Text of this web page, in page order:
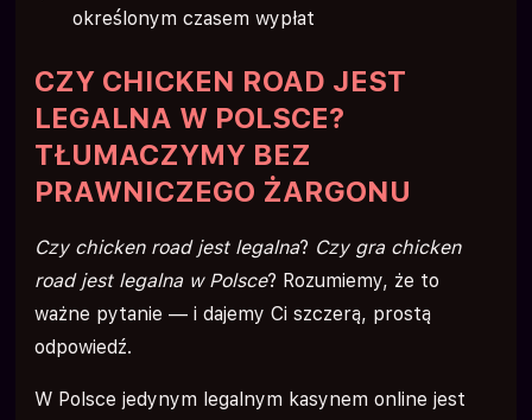
określonym czasem wypłat
CZY CHICKEN ROAD JEST
LEGALNA W POLSCE?
TŁUMACZYMY BEZ
PRAWNICZEGO ŻARGONU
Czy chicken road jest legalna? Czy gra chicken
road jest legalna w Polsce? Rozumiemy, że to
ważne pytanie — i dajemy Ci szczerą, prostą
odpowiedź.
W Polsce jedynym legalnym kasynem online jest